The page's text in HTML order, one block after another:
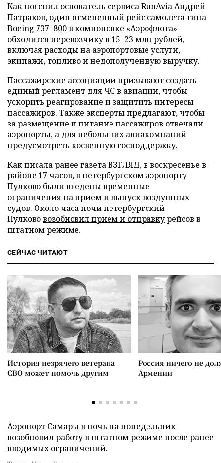
Как пояснил основатель сервиса RunAvia Андрей
Патраков, один отмененный рейс самолета типа
Boeing 737–800 в компоновке «Аэрофлота»
обходится перевозчику в 15–23 млн рублей,
включая расходы на аэропортовые услуги,
экипажи, топливо и недополученную выручку.
Пассажирские ассоциации призывают создать
единый регламент для ЧС в авиации, чтобы
ускорить реагирование и защитить интересы
пассажиров. Также эксперты предлагают, чтобы
за размещение и питание пассажиров отвечали
аэропорты, а для небольших авиакомпаний
предусмотреть косвенную господдержку.
Как писала ранее газета ВЗГЛЯД, в воскресенье в
районе 17 часов, в петербургском аэропорту
Пулково были введенывременные
ограниченияна прием и выпуск воздушных
судов. Около часа ночи петербургский
Пулкововозобновил прием и отправкурейсов в
штатном режиме.
СЕЙЧАС ЧИТАЮТ
История незрячего ветерана
СВО может помочь другим
Россия ничего не
Армении
Аэропорт Самары в ночь на понедельник
возобновил работув штатном режиме после ранее
вводимых ограничений.